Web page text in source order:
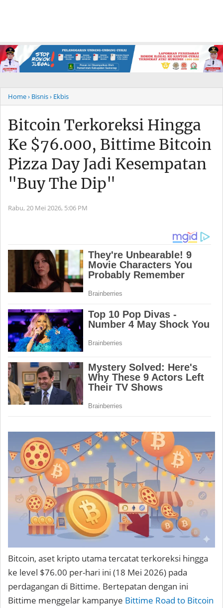
Home› Bisnis› Ekbis
Bitcoin Terkoreksi Hingga
Ke $76.000, Bittime Bitcoin
Pizza Day Jadi Kesempatan
"Buy The Dip"
Rabu, 20 Mei 2026, 5:06 PM
Bitcoin, aset kripto utama tercatat terkoreksi hingga
ke level $76.00 per-hari ini (18 Mei 2026) pada
perdagangan di Bittime. Bertepatan dengan ini
Bittime menggelar kampanye Bittime Road to Bitcoin